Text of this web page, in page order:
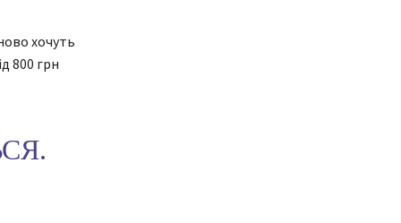
хочуть
800 грн